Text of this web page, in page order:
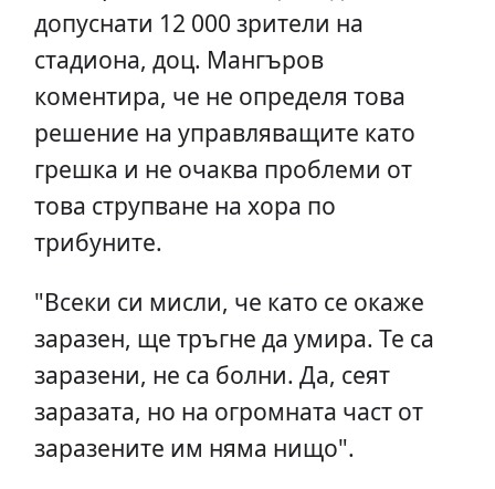
допуснати 12 000 зрители на
стадиона, доц. Мангъров
коментира, че не определя това
решение на управляващите като
грешка и не очаква проблеми от
това струпване на хора по
трибуните.
"Всеки си мисли, че като се окаже
заразен, ще тръгне да умира. Те са
заразени, не са болни. Да, сеят
заразата, но на огромната част от
заразените им няма нищо".